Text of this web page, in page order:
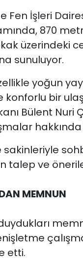
Fen İşleri
870
üzerindeki
sunuluyor.
yoğun
bir
Bülent Nuri
hakkında
sakinleriyle
talep ve
MEMNUN
etti.